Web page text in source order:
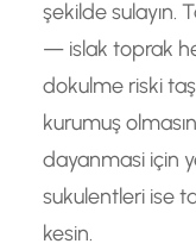
şekilde sulayın.
— islak toprak
dokulme riski
kurumuş
dayanmasi için
sukulentleri ise
kesin.